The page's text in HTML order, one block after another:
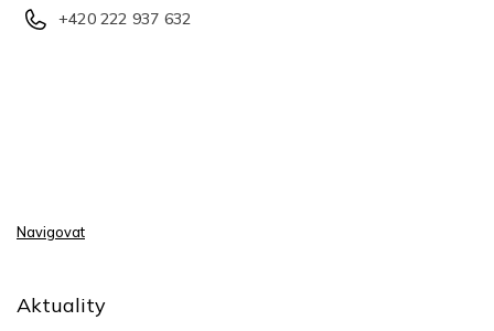
+420 222 937 632
Navigovat
Aktuality